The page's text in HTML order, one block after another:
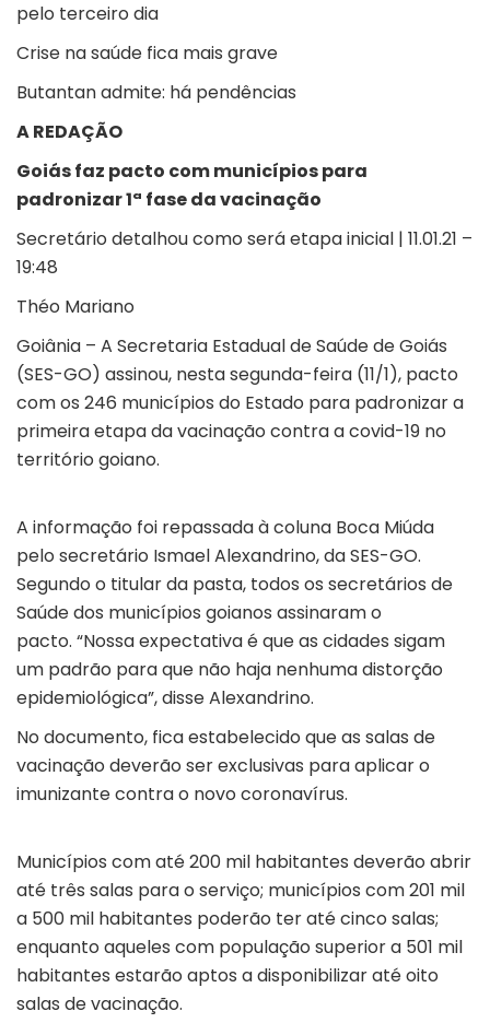
pelo terceiro dia
Crise na saúde fica mais grave
Butantan admite: há pendências
A REDAÇÃO
Goiás faz pacto com municípios para
padronizar 1ª fase da vacinação
Secretário detalhou como será etapa inicial | 11.01.21 –
19:48
Théo Mariano
Goiânia – A Secretaria Estadual de Saúde de Goiás
(SES-GO) assinou, nesta segunda-feira (11/1), pacto
com os 246 municípios do Estado para padronizar a
primeira etapa da vacinação contra a covid-19 no
território goiano.
A informação foi repassada à coluna Boca Miúda
pelo secretário Ismael Alexandrino, da SES-GO.
Segundo o titular da pasta, todos os secretários de
Saúde dos municípios goianos assinaram o
pacto. “Nossa expectativa é que as cidades sigam
um padrão para que não haja nenhuma distorção
epidemiológica”, disse Alexandrino.
No documento, fica estabelecido que as salas de
vacinação deverão ser exclusivas para aplicar o
imunizante contra o novo coronavírus.
Municípios com até 200 mil habitantes deverão abrir
até três salas para o serviço; municípios com 201 mil
a 500 mil habitantes poderão ter até cinco salas;
enquanto aqueles com população superior a 501 mil
habitantes estarão aptos a disponibilizar até oito
salas de vacinação.